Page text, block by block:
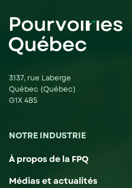
3137, rue Laberge
Québec (Québec)
G1X 4B5
NOTRE INDUSTRIE
À propos de la FPQ
Médias et actualités